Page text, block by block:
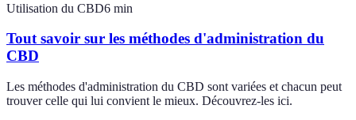
Utilisation du CBD6 min
Tout savoir sur les méthodes d'administration du
CBD
Les méthodes d'administration du CBD sont variées et chacun peut
trouver celle qui lui convient le mieux. Découvrez-les ici.